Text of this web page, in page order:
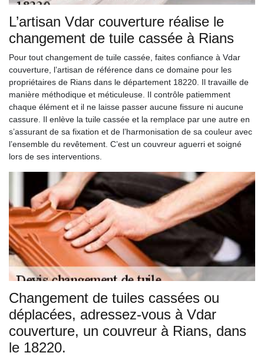
L’artisan Vdar couverture réalise le
changement de tuile cassée à Rians
Pour tout changement de tuile cassée, faites confiance à Vdar
couverture, l’artisan de référence dans ce domaine pour les
propriétaires de Rians dans le département 18220. Il travaille de
manière méthodique et méticuleuse. Il contrôle patiemment
chaque élément et il ne laisse passer aucune fissure ni aucune
cassure. Il enlève la tuile cassée et la remplace par une autre en
s’assurant de sa fixation et de l’harmonisation de sa couleur avec
l’ensemble du revêtement. C’est un couvreur aguerri et soigné
lors de ses interventions.
Changement de tuiles cassées ou
déplacées, adressez-vous à Vdar
couverture, un couvreur à Rians, dans
le 18220.